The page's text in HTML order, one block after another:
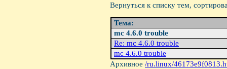
Вернуться к списку тем,
Тема:
mc 4.6.0 trouble
Re: mc 4.6.0 trouble
mc 4.6.0 trouble
Архивное /ru.linux/